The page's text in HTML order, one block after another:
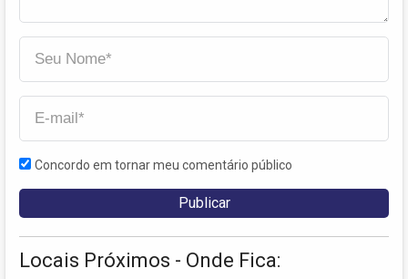
Concordo em tornar meu comentário público
Locais Próximos - Onde Fica: